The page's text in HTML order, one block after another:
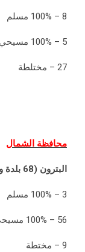
8 – 100% مسلم
5 – 100% مسيحي
27 – مختلطة
محافظة الشمال
البترون (68 بلدة وقرية ومدينة)
3 – 100% مسلم
56 – 100% مسيحي
9 – مختطة